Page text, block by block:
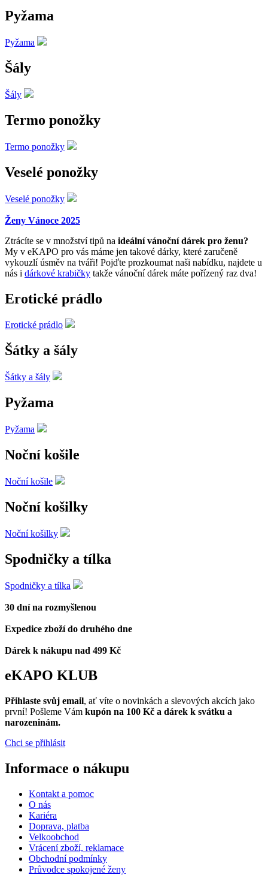
Pyžama
Pyžama
Šály
Šály
Termo ponožky
Termo ponožky
Veselé ponožky
Veselé ponožky
Ženy Vánoce 2025
Ztrácíte se v množství tipů na ideální vánoční dárek pro ženu?
My v eKAPO pro vás máme jen takové dárky, které zaručeně
vykouzlí úsměv na tváři! Pojďte prozkoumat naši nabídku, najdete u
nás i dárkové krabičky takže vánoční dárek máte pořízený raz dva!
Erotické prádlo
Erotické prádlo
Šátky a šály
Šátky a šály
Pyžama
Pyžama
Noční košile
Noční košile
Noční košilky
Noční košilky
Spodničky a tílka
Spodničky a tílka
30 dní na rozmyšlenou
Expedice zboží do druhého dne
Dárek k nákupu nad 499 Kč
eKAPO KLUB
Přihlaste svůj email, ať víte o novinkách a slevových akcích jako
první! Pošleme Vám kupón na 100 Kč a dárek k svátku a
narozeninám.
Chci se přihlásit
Informace o nákupu
Kontakt a pomoc
O nás
Kariéra
Doprava, platba
Velkoobchod
Vrácení zboží, reklamace
Obchodní podmínky
Průvodce spokojené ženy